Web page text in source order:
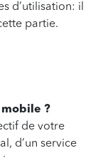
d’utilisation: il
partie.
?
de votre
d’un service